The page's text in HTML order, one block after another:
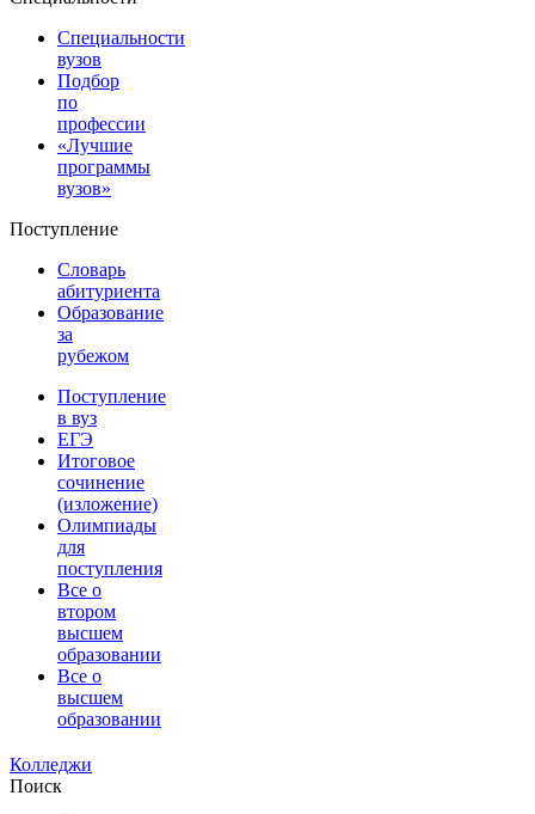
Специальности
вузов
Подбор
по
профессии
«Лучшие
программы
вузов»
Поступление
Словарь
абитуриента
Образование
за
рубежом
Поступление
в вуз
ЕГЭ
Итоговое
сочинение
(изложение)
Олимпиады
для
поступления
Все о
втором
высшем
образовании
Все о
высшем
образовании
Колледжи
Поиск